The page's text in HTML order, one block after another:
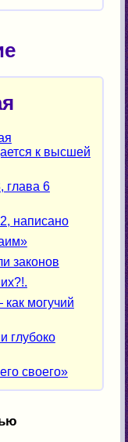
к высшей
глава 6
написано
законов
могучий
глубоко
своего»